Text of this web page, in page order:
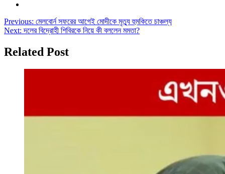
Post
navigation
Previous: মেলবোর্ন সফরের আগেই মোদীকে মৃত্যু হুমকিতে চাঞ্চল্য
Next: দলের বিদ্রোহী শিবিরকে নিয়ে কী বললেন মমতা?
Related Post